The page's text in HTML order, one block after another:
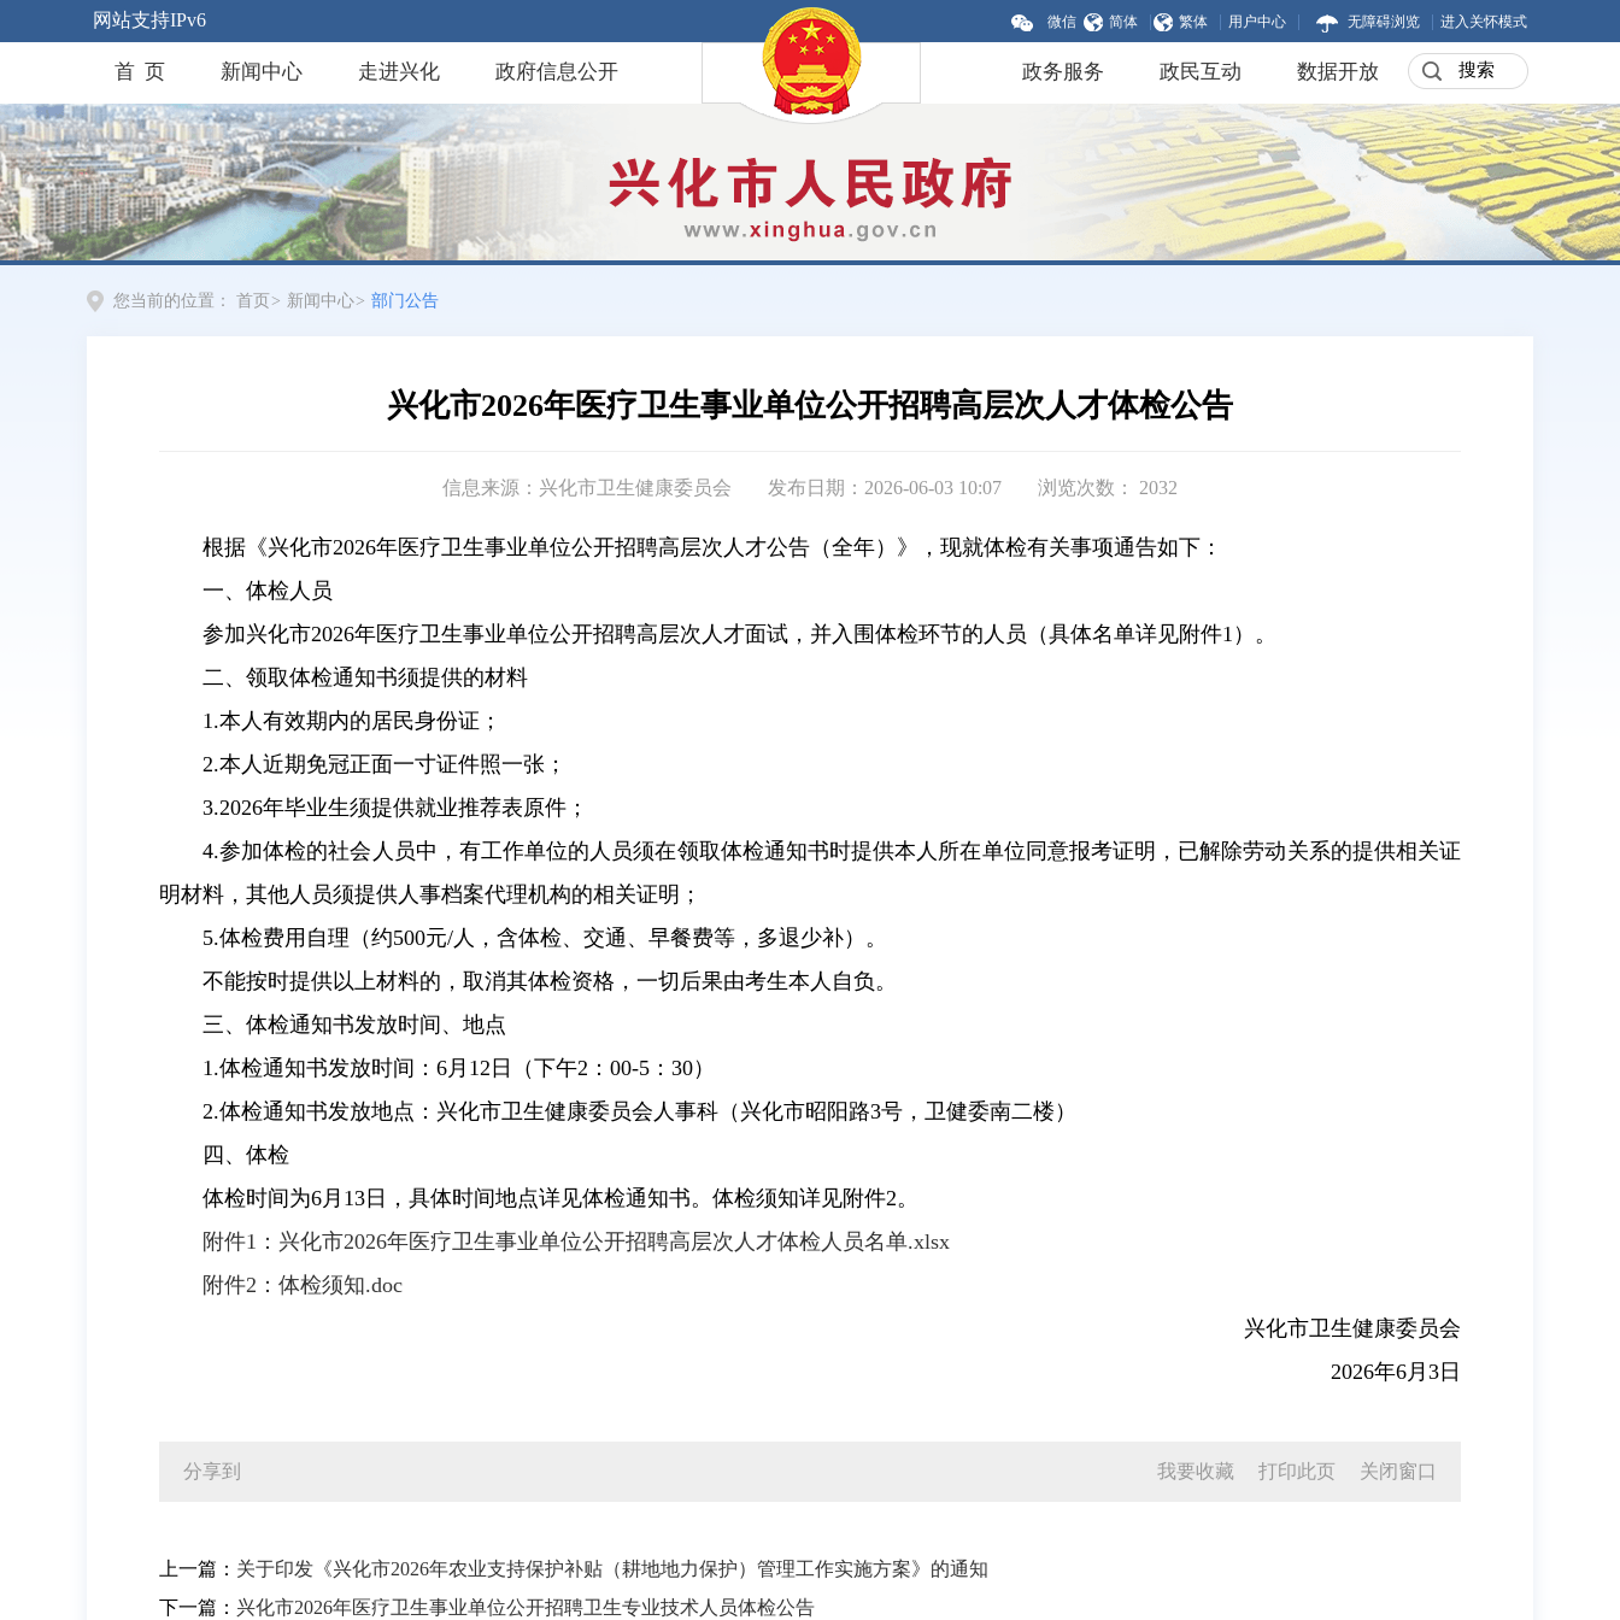
网站支持IPv6 微信 简体 繁体 用户中心 无障碍浏览 进入关怀模式
首 页 新闻中心 走进兴化 政府信息公开 政务服务 政民互动 数据开放
您当前的位置： 首页 > 新闻中心> 部门公告
兴化市2026年医疗卫生事业单位公开招聘高层次人才体检公告
信息来源：兴化市卫生健康委员会 发布日期：2026-06-03 10:07 浏览次数： 2032
根据《兴化市2026年医疗卫生事业单位公开招聘高层次人才公告（全年）》，现就体检有关事项通告如下：
一、体检人员
参加兴化市2026年医疗卫生事业单位公开招聘高层次人才面试，并入围体检环节的人员（具体名单详见附件1）。
二、领取体检通知书须提供的材料
1.本人有效期内的居民身份证；
2.本人近期免冠正面一寸证件照一张；
3.2026年毕业生须提供就业推荐表原件；
4.参加体检的社会人员中，有工作单位的人员须在领取体检通知书时提供本人所在单位同意报考证明，已解除劳动关系的提供相关证
明材料，其他人员须提供人事档案代理机构的相关证明；
5.体检费用自理（约500元/人，含体检、交通、早餐费等，多退少补）。
不能按时提供以上材料的，取消其体检资格，一切后果由考生本人自负。
三、体检通知书发放时间、地点
1.体检通知书发放时间：6月12日（下午2：00-5：30）
2.体检通知书发放地点：兴化市卫生健康委员会人事科（兴化市昭阳路3号，卫健委南二楼）
四、体检
体检时间为6月13日，具体时间地点详见体检通知书。体检须知详见附件2。
附件1：兴化市2026年医疗卫生事业单位公开招聘高层次人才体检人员名单.xlsx
附件2：体检须知.doc
兴化市卫生健康委员会
2026年6月3日
分享到 我要收藏 打印此页 关闭窗口
上一篇： 关于印发《兴化市2026年农业支持保护补贴（耕地地力保护）管理工作实施方案》的通知
下一篇： 兴化市2026年医疗卫生事业单位公开招聘卫生专业技术人员体检公告